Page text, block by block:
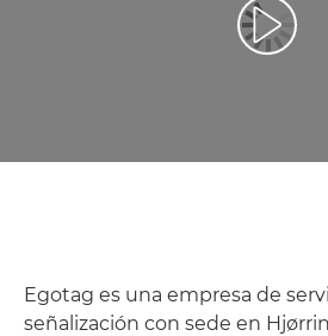
SOLUCIONES RELACIONADAS
Egotag es una empresa de
señalización con sede en